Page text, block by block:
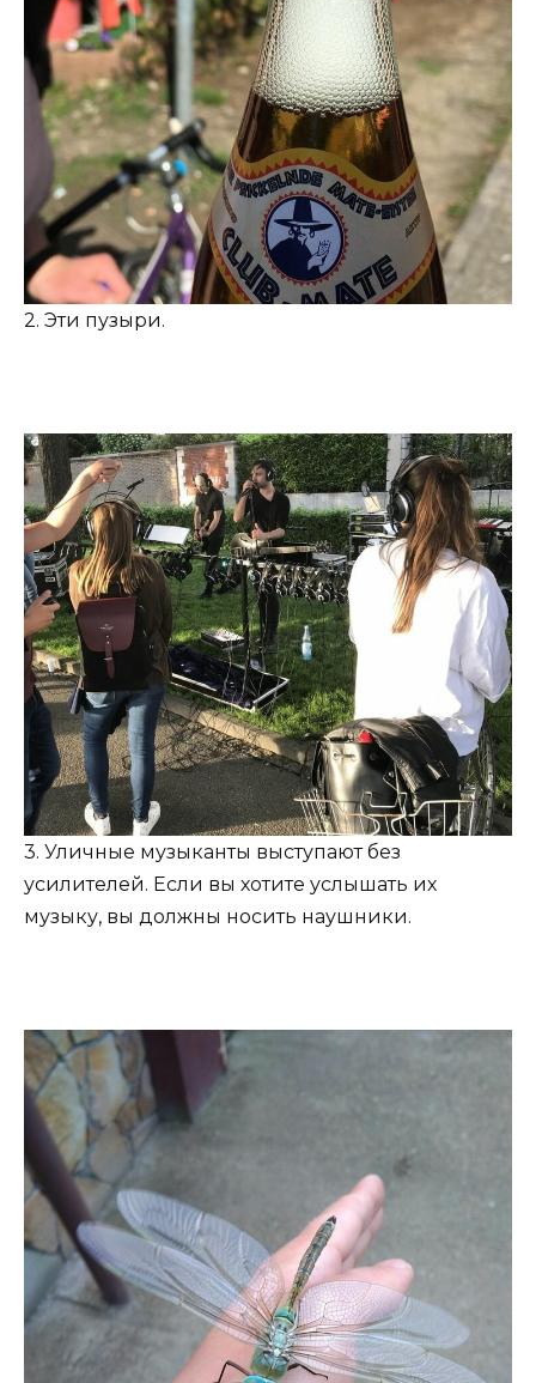
2. Эти пузыри.
3. Уличные музыканты выступают без
усилителей. Если вы хотите услышать их
музыку, вы должны носить наушники.